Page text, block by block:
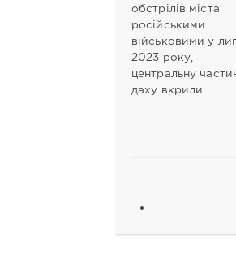
обстрілів міста
російськими
військовими у
2023 року,
центральну
даху вкрили